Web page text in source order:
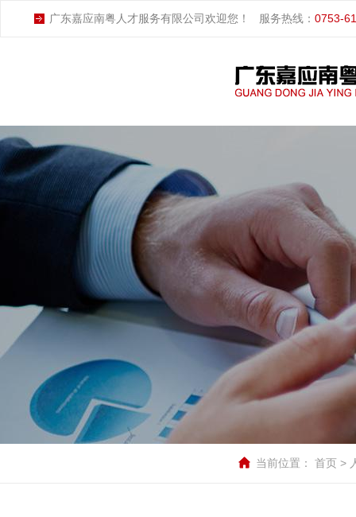
广东嘉应南粤人才服务有限公司欢迎您！ 服务热线： 0753-
当前位置： 首页 >